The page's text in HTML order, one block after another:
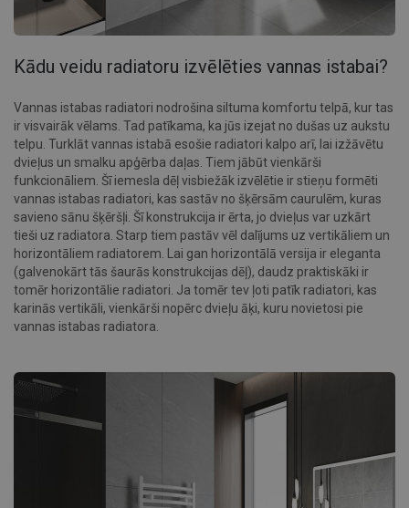
Kādu veidu radiatoru izvēlēties vannas istabai?
Vannas istabas radiatori nodrošina siltuma komfortu telpā, kur tas
ir visvairāk vēlams. Tad patīkama, ka jūs izejat no dušas uz aukstu
telpu. Turklāt vannas istabā esošie radiatori kalpo arī, lai izžāvētu
dvieļus un smalku apģērba daļas. Tiem jābūt vienkārši
funkcionāliem. Šī iemesla dēļ visbiežāk izvēlētie ir stieņu formēti
vannas istabas radiatori, kas sastāv no šķērsām caurulēm, kuras
savieno sānu šķēršļi. Šī konstrukcija ir ērta, jo dvieļus var uzkārt
tieši uz radiatora. Starp tiem pastāv vēl dalījums uz vertikāliem un
horizontāliem radiatorem. Lai gan horizontālā versija ir eleganta
(galvenokārt tās šaurās konstrukcijas dēļ), daudz praktiskāki ir
tomēr horizontālie radiatori. Ja tomēr tev ļoti patīk radiatori, kas
karinās vertikāli, vienkārši nopērc dvieļu āķi, kuru novietosi pie
vannas istabas radiatora.